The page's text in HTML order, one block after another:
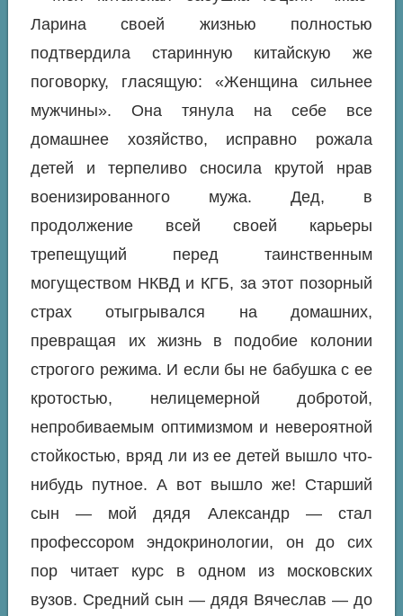
Ларина своей жизнью полностью
подтвердила старинную китайскую же
поговорку, гласящую: «Женщина сильнее
мужчины». Она тянула на себе все
домашнее хозяйство, исправно рожала
детей и терпеливо сносила крутой нрав
военизированного мужа. Дед, в
продолжение всей своей карьеры
трепещущий перед таинственным
могуществом НКВД и КГБ, за этот позорный
страх отыгрывался на домашних,
превращая их жизнь в подобие колонии
строгого режима. И если бы не бабушка с ее
кротостью, нелицемерной добротой,
непробиваемым оптимизмом и невероятной
стойкостью, вряд ли из ее детей вышло что-
нибудь путное. А вот вышло же! Старший
сын — мой дядя Александр — стал
профессором эндокринологии, он до сих
пор читает курс в одном из московских
вузов. Средний сын — дядя Вячеслав — до